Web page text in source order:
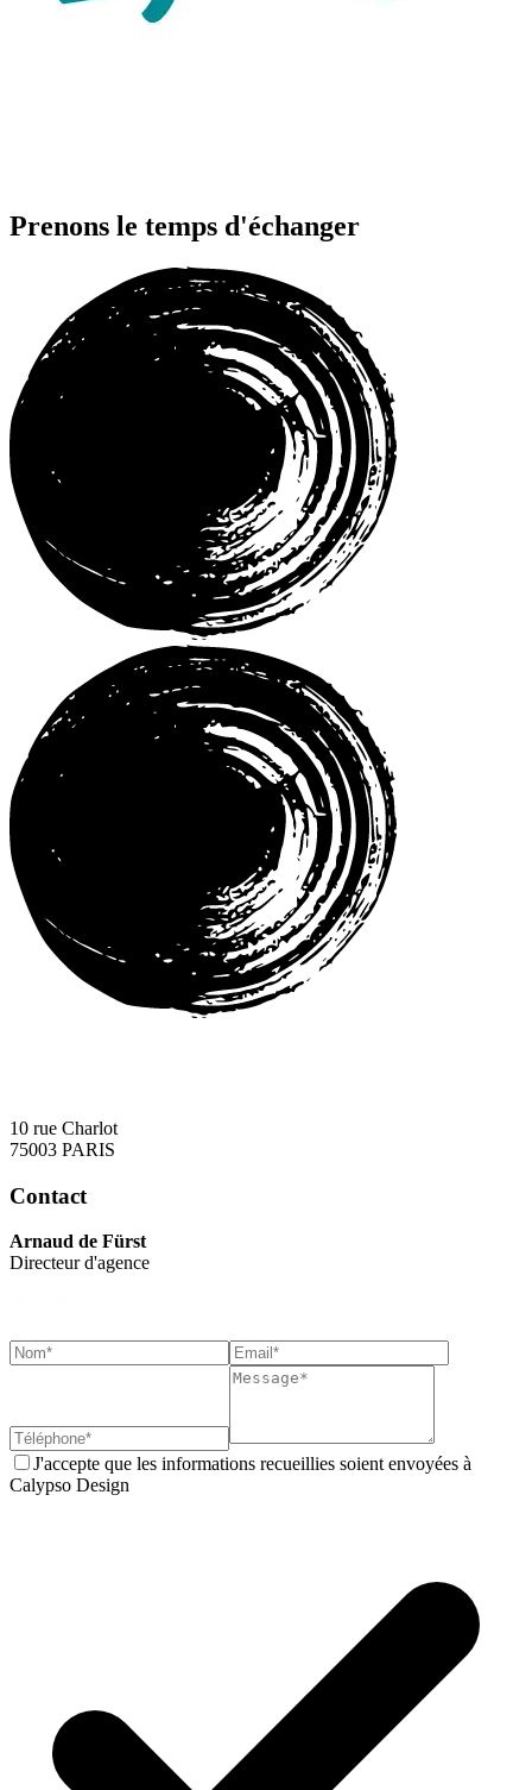
Prenons le temps d'échanger
10 rue Charlot
75003 PARIS
Contact
Arnaud de Fürst
Directeur d'agence
J'accepte que les informations recueillies soient envoyées à
Calypso Design